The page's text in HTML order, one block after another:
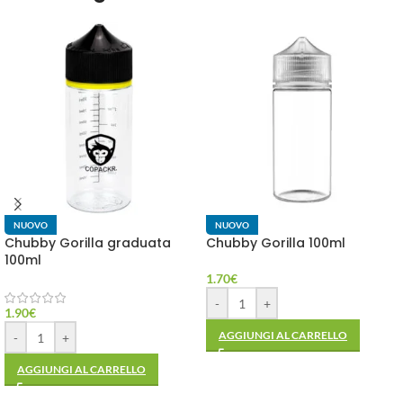
NUOVO
Chubby Gorilla graduata
100ml
1.90€
-
+
AGGIUNGI AL CARRELLO
NUOVO
Chubby Gorilla 100ml
1.70€
-
+
AGGIUNGI AL CARRELLO